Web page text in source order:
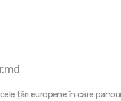
țări europene în care